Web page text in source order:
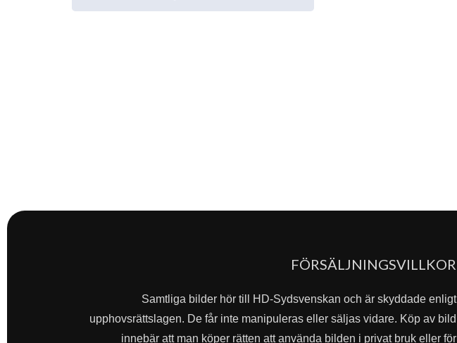
FÖRSÄLJNINGSVILLKOR
Samtliga bilder hör till HD-Sydsvenskan och är skyddade enligt
upphovsrättslagen. De får inte manipuleras eller säljas vidare. Köp av bild
innebär att man köper rätten att använda bilden i privat bruk eller för